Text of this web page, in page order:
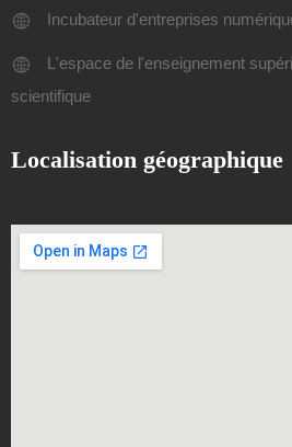
Incubateur d'entreprises
L'espace de l'enseignement
scientifique
Localisation géographique